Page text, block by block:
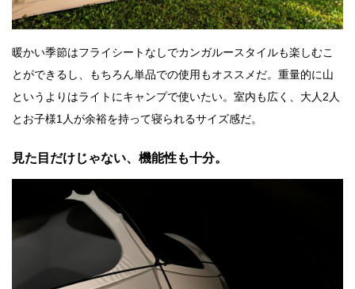
暖かい季節はフライシートなしでカンガルースタイルも楽しむこ
とができるし、もちろん単品での使用もオススメだ。重量的に山
というよりはライトにキャンプで使いたい。室内も広く、大人2人
とお子様1人が余裕を持って寝られるサイズ感だ。
見た目だけじゃない、機能性も十分。